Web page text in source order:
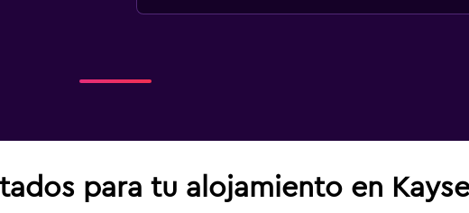
para tu alojamiento en